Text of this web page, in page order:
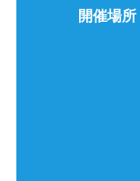
開催場所